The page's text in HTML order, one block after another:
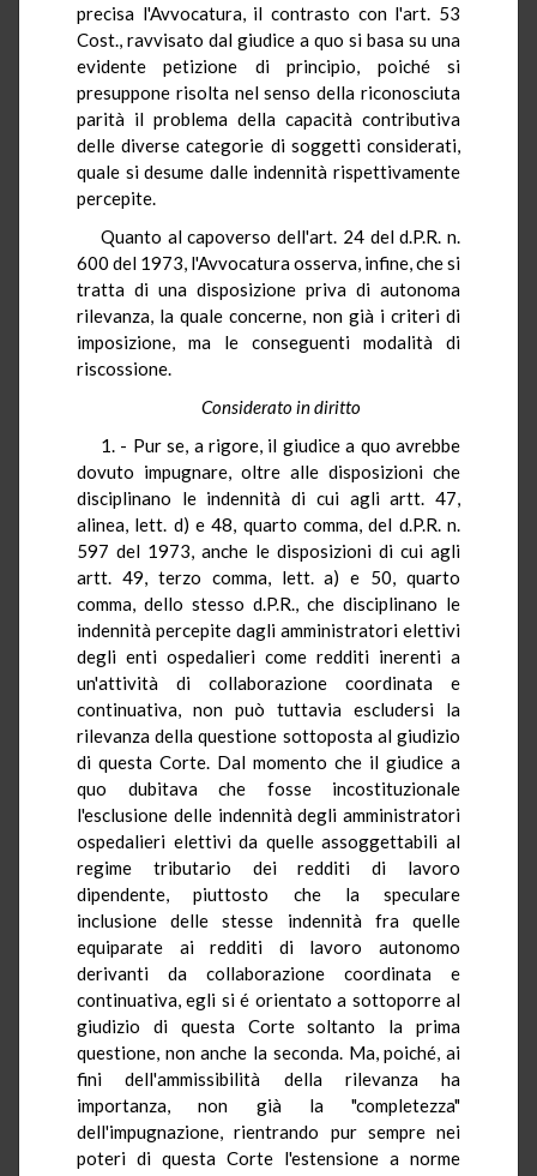
precisa l'Avvocatura, il contrasto con l'art. 53
Cost., ravvisato dal giudice a quo si basa su una
evidente petizione di principio, poiché si
presuppone risolta nel senso della riconosciuta
parità il problema della capacità contributiva
delle diverse categorie di soggetti considerati,
quale si desume dalle indennità rispettivamente
percepite.
Quanto al capoverso dell'art. 24 del d.P.R. n.
600 del 1973, l'Avvocatura osserva, infine, che si
tratta di una disposizione priva di autonoma
rilevanza, la quale concerne, non già i criteri di
imposizione, ma le conseguenti modalità di
riscossione.
Considerato in diritto
1. - Pur se, a rigore, il giudice a quo avrebbe
dovuto impugnare, oltre alle disposizioni che
disciplinano le indennità di cui agli artt. 47,
alinea, lett. d) e 48, quarto comma, del d.P.R. n.
597 del 1973, anche le disposizioni di cui agli
artt. 49, terzo comma, lett. a) e 50, quarto
comma, dello stesso d.P.R., che disciplinano le
indennità percepite dagli amministratori elettivi
degli enti ospedalieri come redditi inerenti a
un'attività di collaborazione coordinata e
continuativa, non può tuttavia escludersi la
rilevanza della questione sottoposta al giudizio
di questa Corte. Dal momento che il giudice a
quo dubitava che fosse incostituzionale
l'esclusione delle indennità degli amministratori
ospedalieri elettivi da quelle assoggettabili al
regime tributario dei redditi di lavoro
dipendente, piuttosto che la speculare
inclusione delle stesse indennità fra quelle
equiparate ai redditi di lavoro autonomo
derivanti da collaborazione coordinata e
continuativa, egli si é orientato a sottoporre al
giudizio di questa Corte soltanto la prima
questione, non anche la seconda. Ma, poiché, ai
fini dell'ammissibilità della rilevanza ha
importanza, non già la "completezza"
dell'impugnazione, rientrando pur sempre nei
poteri di questa Corte l'estensione a norme